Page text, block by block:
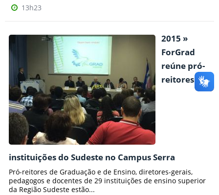
13h23
2015 »
ForGrad
reúne pró-
reitores de
instituições do Sudeste no Campus Serra
Pró-reitores de Graduação e de Ensino, diretores-gerais,
pedagogos e docentes de 29 instituições de ensino superior
da Região Sudeste estão...